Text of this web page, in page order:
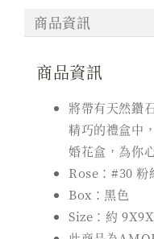
商品資訊
商品資訊
將帶有天然鑽
精巧的禮盒中
婚花盒，為你
Rose：#30 粉
Box：黑色
Size：約